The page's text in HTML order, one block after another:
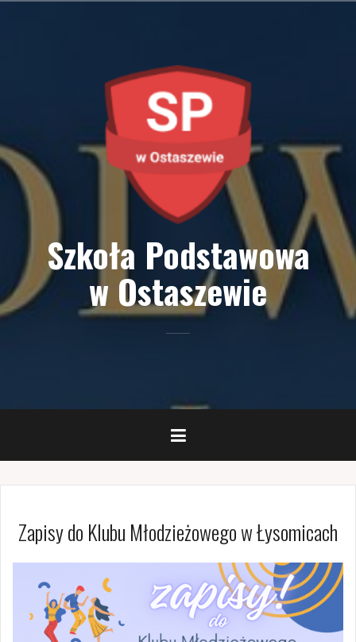
Szkoła Podstawowa
w Ostaszewie
Zapisy do Klubu Młodzieżowego w Łysomicach